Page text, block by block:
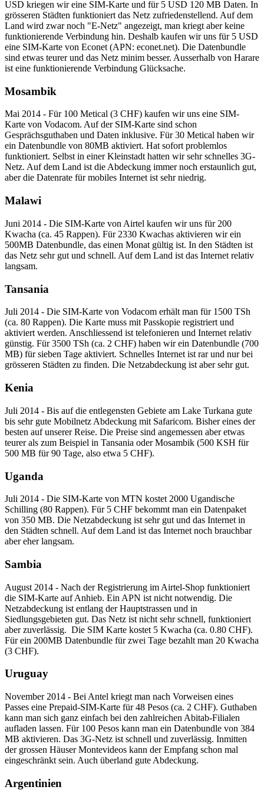
USD kriegen wir eine SIM-Karte und für 5 USD 120 MB Daten. In
grösseren Städten funktioniert das Netz zufriedenstellend. Auf dem
Land wird zwar noch "E-Netz" angezeigt, man kriegt aber keine
funktionierende Verbindung hin. Deshalb kaufen wir uns für 5 USD
eine SIM-Karte von Econet (APN: econet.net). Die Datenbundle
sind etwas teurer und das Netz minim besser. Ausserhalb von Harare
ist eine funktionierende Verbindung Glücksache.
Mosambik
Mai 2014 - Für 100 Metical (3 CHF) kaufen wir uns eine SIM-
Karte von Vodacom. Auf der SIM-Karte sind schon
Gesprächsguthaben und Daten inklusive. Für 30 Metical haben wir
ein Datenbundle von 80MB aktiviert. Hat sofort problemlos
funktioniert. Selbst in einer Kleinstadt hatten wir sehr schnelles 3G-
Netz. Auf dem Land ist die Abdeckung immer noch erstaunlich gut,
aber die Datenrate für mobiles Internet ist sehr niedrig.
Malawi
Juni 2014 - Die SIM-Karte von Airtel kaufen wir uns für 200
Kwacha (ca. 45 Rappen). Für 2330 Kwachas aktivieren wir ein
500MB Datenbundle, das einen Monat gültig ist. In den Städten ist
das Netz sehr gut und schnell. Auf dem Land ist das Internet relativ
langsam.
Tansania
Juli 2014 - Die SIM-Karte von Vodacom erhält man für 1500 TSh
(ca. 80 Rappen). Die Karte muss mit Passkopie registriert und
aktiviert werden. Anschliessend ist telefonieren und Internet relativ
günstig. Für 3500 TSh (ca. 2 CHF) haben wir ein Datenbundle (700
MB) für sieben Tage aktiviert. Schnelles Internet ist rar und nur bei
grösseren Städten zu finden. Die Netzabdeckung ist aber sehr gut.
Kenia
Juli 2014 - Bis auf die entlegensten Gebiete am Lake Turkana gute
bis sehr gute Mobilnetz Abdeckung mit Safaricom. Bisher eines der
besten auf unserer Reise. Die Preise sind angemessen aber etwas
teurer als zum Beispiel in Tansania oder Mosambik (500 KSH für
500 MB für 90 Tage, also etwa 5 CHF).
Uganda
Juli 2014 - Die SIM-Karte von MTN kostet 2000 Ugandische
Schilling (80 Rappen). Für 5 CHF bekommt man ein Datenpaket
von 350 MB. Die Netzabdeckung ist sehr gut und das Internet in
den Städten schnell. Auf dem Land ist das Internet noch brauchbar
aber eher langsam.
Sambia
August 2014 - Nach der Registrierung im Airtel-Shop funktioniert
die SIM-Karte auf Anhieb. Ein APN ist nicht notwendig. Die
Netzabdeckung ist entlang der Hauptstrassen und in
Siedlungsgebieten gut. Das Netz ist nicht sehr schnell, funktioniert
aber zuverlässig. Die SIM Karte kostet 5 Kwacha (ca. 0.80 CHF).
Für ein 200MB Datenbundle für zwei Tage bezahlt man 20 Kwacha
(3 CHF).
Uruguay
November 2014 - Bei Antel kriegt man nach Vorweisen eines
Passes eine Prepaid-SIM-Karte für 48 Pesos (ca. 2 CHF). Guthaben
kann man sich ganz einfach bei den zahlreichen Abitab-Filialen
aufladen lassen. Für 100 Pesos kann man ein Datenbundle von 384
MB aktivieren. Das 3G-Netz ist schnell und zuverlässig. Inmitten
der grossen Häuser Montevideos kann der Empfang schon mal
eingeschränkt sein. Auch überland gute Abdeckung.
Argentinien